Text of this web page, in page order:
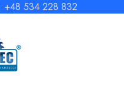
+48 534 228 832